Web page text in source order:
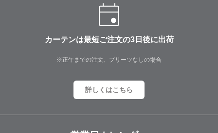
カーテンは最短ご注文の3日後に出荷
※正午までの注文、プリーツなしの場合
詳しくはこちら